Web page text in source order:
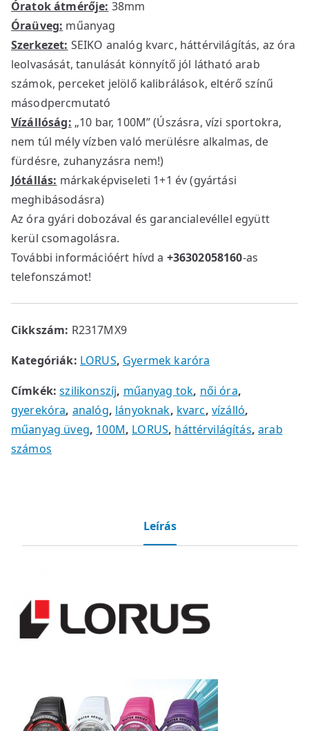
Óratok átmérője: 38mm
Óraüveg: műanyag
Szerkezet: SEIKO analóg kvarc, háttérvilágítás, az óra
leolvasását, tanulását könnyítő jól látható arab
számok, perceket jelölő kalibrálások, eltérő színű
másodpercmutató
Vízállóság: „10 bar, 100M” (Úszásra, vízi sportokra,
nem túl mély vízben való merülésre alkalmas, de
fürdésre, zuhanyzásra nem!)
Jótállás: márkaképviseleti 1+1 év (gyártási
meghibásodásra)
Az óra gyári dobozával és garancialevéllel együtt
kerül csomagolásra.
További információért hívd a +36302058160-as
telefonszámot!
Cikkszám: R2317MX9
Kategóriák: LORUS, Gyermek karóra
Címkék:szilikonszíj, műanyag tok, női óra,
gyerekóra, analóg, lányoknak, kvarc, vízálló,
műanyag üveg, 100M, LORUS, háttérvilágítás,arab
számos
Leírás